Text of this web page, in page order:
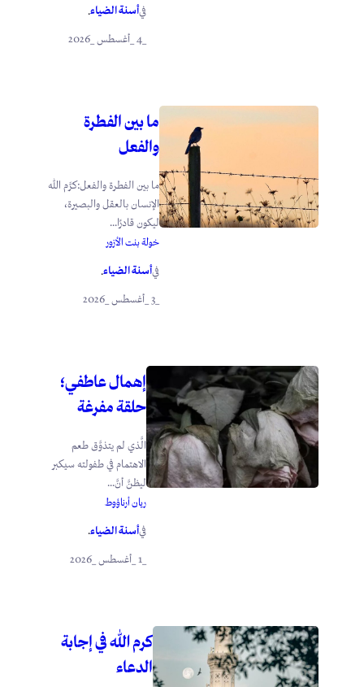
فيأسنة الضياء.
_4 _أغسطس _2026
ما بين الفطرة
والفعل
ما بين الفطرة والفعل:كرَّم الله
الإنسان بالعقل والبصيرة،
ليكون قادرًا...
خولة بنت الأزور
فيأسنة الضياء.
إهمال عاطفي؛
حلقة مفرغة
الَّذي لم يتذوَّق طعم
الاهتمام في طفولته سيكبر
ليظنَّ أنَّ...
ريان أرناؤوط
فيأسنة الضياء.
_1 _أغسطس _2026
كرم الله في إجابة
الدعاء